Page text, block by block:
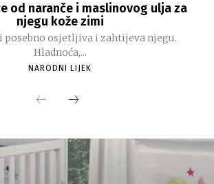
od naranče i maslinovog ulja za
njegu kože zimi
posebno osjetljiva i zahtijeva njegu.
Hladnoća,...
NARODNI LIJEK